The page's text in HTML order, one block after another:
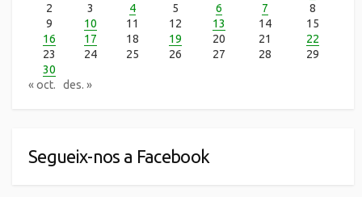
2
3 4 5 6 7
8
9
10 11 12 13 14
15
16
17 18 19 20 21
22
23
24 25 26 27 28
29
30
« oct.
des. »
Segueix-nos a Facebook